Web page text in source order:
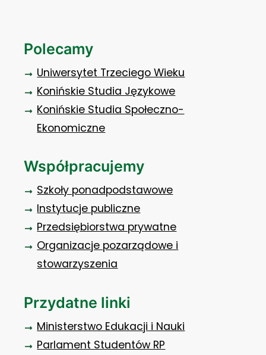
Polecamy
Uniwersytet Trzeciego Wieku
Konińskie Studia Językowe
Konińskie Studia Społeczno-
Ekonomiczne
Współpracujemy
Szkoły ponadpodstawowe
Instytucje publiczne
Przedsiębiorstwa prywatne
Organizacje pozarządowe i
stowarzyszenia
Przydatne linki
Ministerstwo Edukacji i Nauki
Parlament Studentów RP